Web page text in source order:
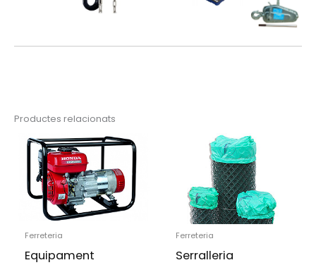
Productes relacionats
Ferreteria
Equipament
Ferreteria
Serralleria